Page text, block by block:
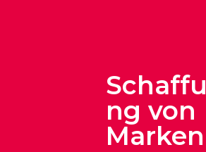
Schaffu
ng von
Marken